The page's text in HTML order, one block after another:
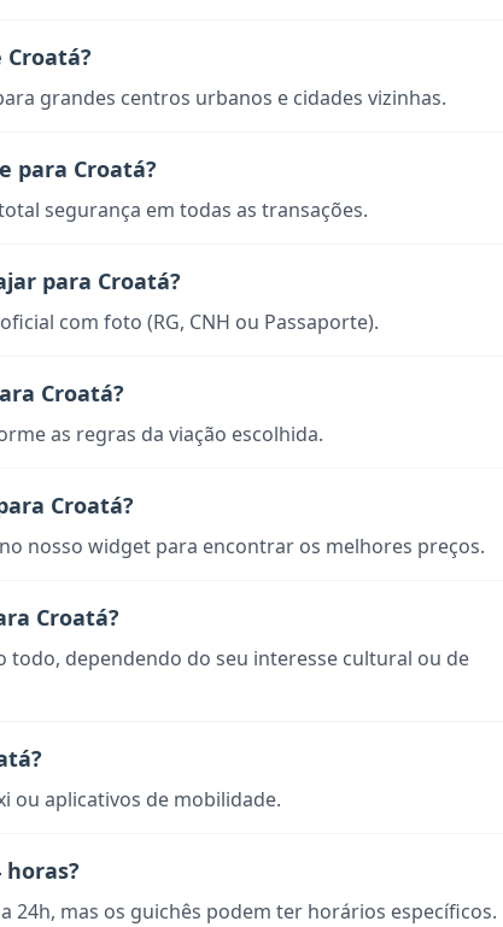
grandes centros urbanos e cidades vizinhas.
para Croatá?
segurança em todas as transações.
para Croatá?
com foto (RG, CNH ou Passaporte).
Croatá?
as regras da viação escolhida.
Croatá?
nosso widget para encontrar os melhores preços.
Croatá?
todo, dependendo do seu interesse cultural ou de
ou aplicativos de mobilidade.
24h, mas os guichês podem ter horários específicos.